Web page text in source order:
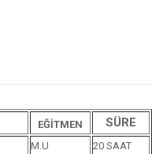
EĞİTMEN SÜRE
M.U
20 SAAT